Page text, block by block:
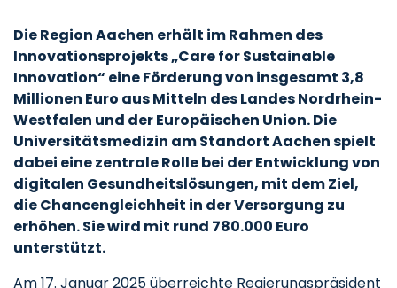
Die Region Aachen erhält im Rahmen des
Innovationsprojekts „Care for Sustainable
Innovation“ eine Förderung von insgesamt 3,8
Millionen Euro aus Mitteln des Landes Nordrhein-
Westfalen und der Europäischen Union. Die
Universitätsmedizin am Standort Aachen spielt
dabei eine zentrale Rolle bei der Entwicklung von
digitalen Gesundheitslösungen, mit dem Ziel,
die Chancengleichheit in der Versorgung zu
erhöhen. Sie wird mit rund 780.000 Euro
unterstützt.
Am 17. Januar 2025 überreichte Regierungspräsident